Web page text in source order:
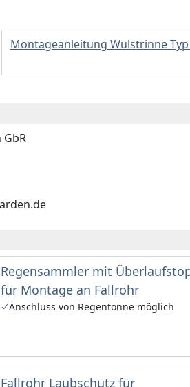
Montageanleitung Wulstrinne
Regensammler mit
für Montage an Fallrohr
Anschluss von Regentonne möglich
Fallrohr Laubschutz für